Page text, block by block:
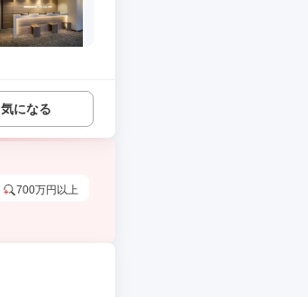
気になる
700万円以上